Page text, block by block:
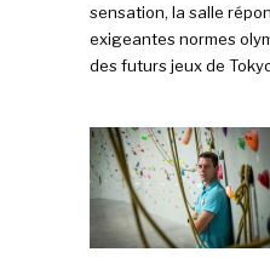
sensation, la salle
exigeantes normes
des futurs jeux de